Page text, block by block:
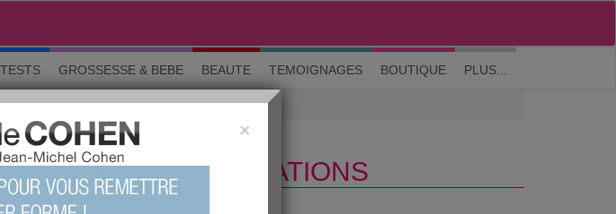
M'inscrire| Me connecter| ? Visite guidée
GROSSESSE & BEBE BEAUTE TEMOIGNAGES BOUTIQUE PLUS...
Bilstein Shocks for Rocky Terrain
ET AMÉLIORATIONS
×